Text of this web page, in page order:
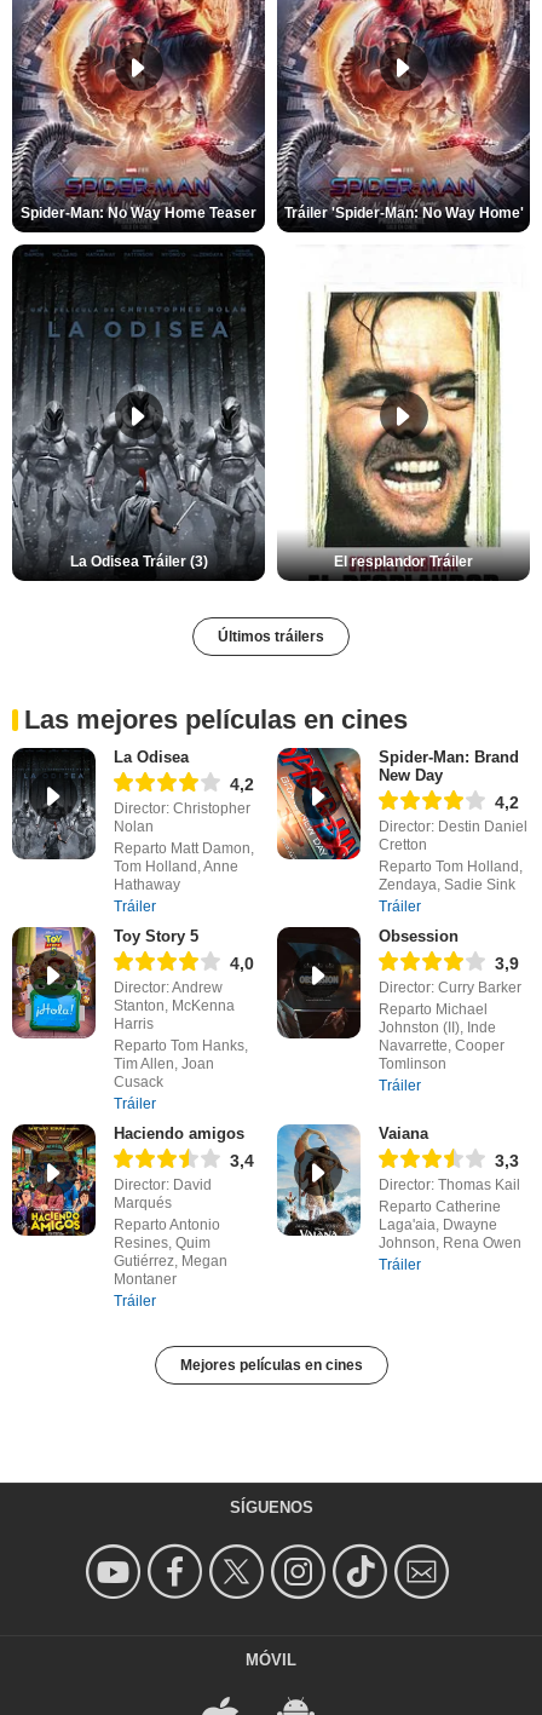
Spider-Man: No Way Home Teaser Tráiler 'Spider-Man: No Way Home'
La Odisea Tráiler (3) El resplandor Tráiler
Últimos tráilers
Las mejores películas en cines
La Odisea
4,2
Director: Christopher
Nolan
Reparto Matt Damon,
Tom Holland, Anne
Hathaway
Tráiler
Spider-Man: Brand
New Day
4,2
Director: Destin Daniel
Cretton
Reparto Tom Holland,
Zendaya, Sadie Sink
Tráiler
Toy Story 5
4,0
Director: Andrew
Stanton, McKenna
Harris
Reparto Tom Hanks,
Tim Allen, Joan
Cusack
Tráiler
Obsession
3,9
Director: Curry Barker
Reparto Michael
Johnston (II), Inde
Navarrette, Cooper
Tomlinson
Tráiler
Haciendo amigos
3,4
Director: David
Marqués
Reparto Antonio
Resines, Quim
Gutiérrez, Megan
Montaner
Tráiler
Vaiana
3,3
Director: Thomas Kail
Reparto Catherine
Laga'aia, Dwayne
Johnson, Rena Owen
Tráiler
Mejores películas en cines
SÍGUENOS
MÓVIL